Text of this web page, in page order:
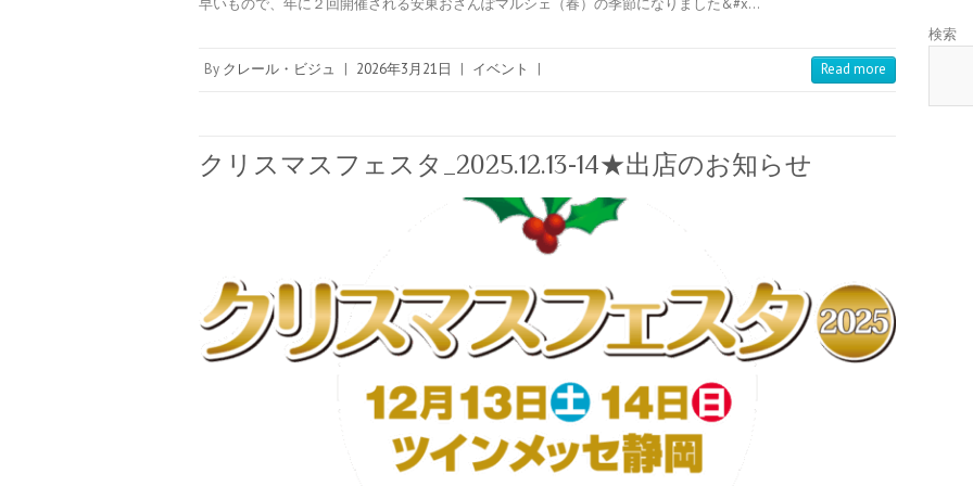
By クレール・ビジュ | 2026年3月21日 | イベント | Read more
クリスマスフェスタ_2025.12.13-14★出店のお知らせ
検索